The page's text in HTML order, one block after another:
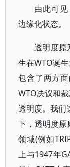
由此可
边缘化状态。
透明度原
生在WTO诞
包含了两方
WTO决议和
透明度。我们
下，透明度
领域(例如
上与1947年